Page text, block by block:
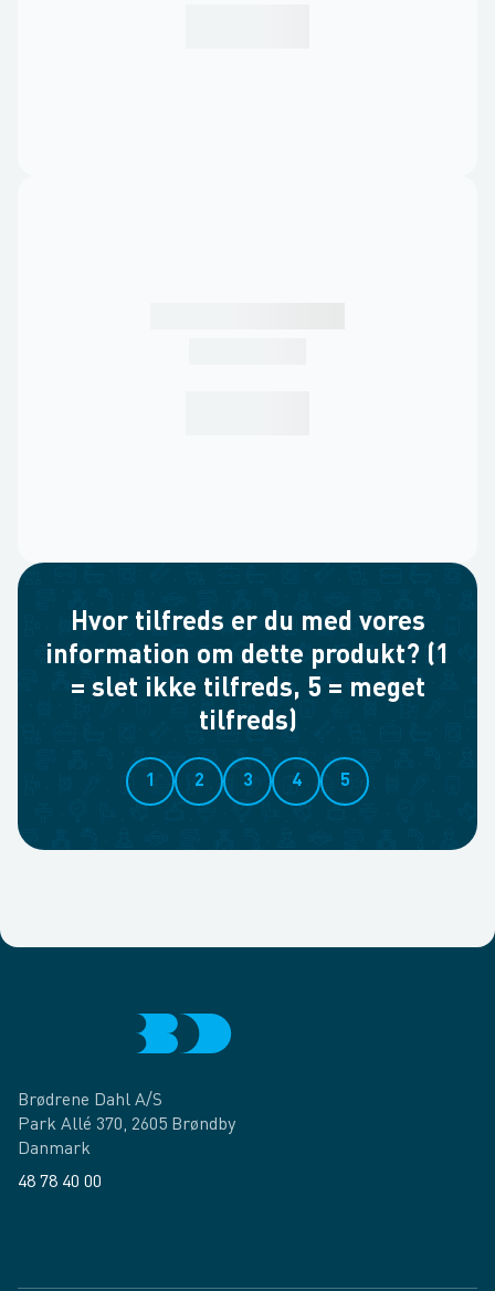
Hvor tilfreds er du med vores
information om dette produkt? (1
= slet ikke tilfreds, 5 = meget
tilfreds)
1 2 3 4 5
Brødrene Dahl A/S
Park Allé 370, 2605 Brøndby
Danmark
48 78 40 00